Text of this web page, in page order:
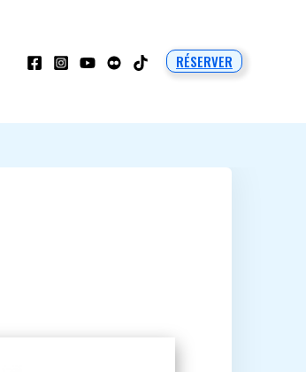
RÉSERVER